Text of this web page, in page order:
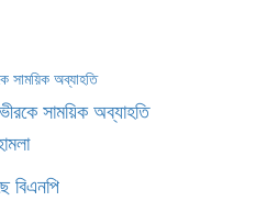
সাময়িক অব্যাহতি
বিএনপি